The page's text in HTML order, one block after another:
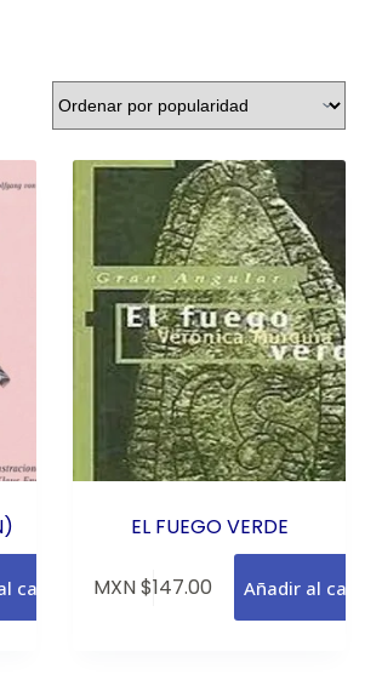
carrito
EL FUEGO VERDE
MXN $147.00 Añadir al